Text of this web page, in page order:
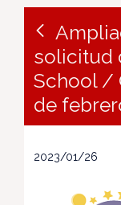
solicitud
School /
de
2023/01/26